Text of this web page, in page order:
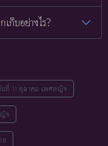
ก็บอย่างไร?
นที่ 11 ตุลาคม เพศหญิง
ง
ย